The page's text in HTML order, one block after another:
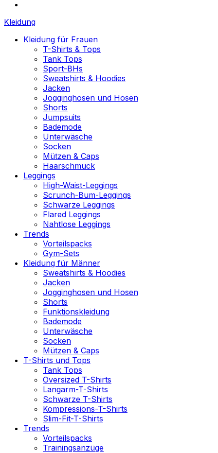
Kleidung
Kleidung für Frauen
T-Shirts & Tops
Tank Tops
Sport-BHs
Sweatshirts & Hoodies
Jacken
Jogginghosen und Hosen
Shorts
Jumpsuits
Bademode
Unterwäsche
Socken
Mützen & Caps
Haarschmuck
Leggings
High-Waist-Leggings
Scrunch-Bum-Leggings
Schwarze Leggings
Flared Leggings
Nahtlose Leggings
Trends
Vorteilspacks
Gym-Sets
Kleidung für Männer
Sweatshirts & Hoodies
Jacken
Jogginghosen und Hosen
Shorts
Funktionskleidung
Bademode
Unterwäsche
Socken
Mützen & Caps
T-Shirts und Tops
Tank Tops
Oversized T-Shirts
Langarm-T-Shirts
Schwarze T-Shirts
Kompressions-T-Shirts
Slim-Fit-T-Shirts
Trends
Vorteilspacks
Trainingsanzüge